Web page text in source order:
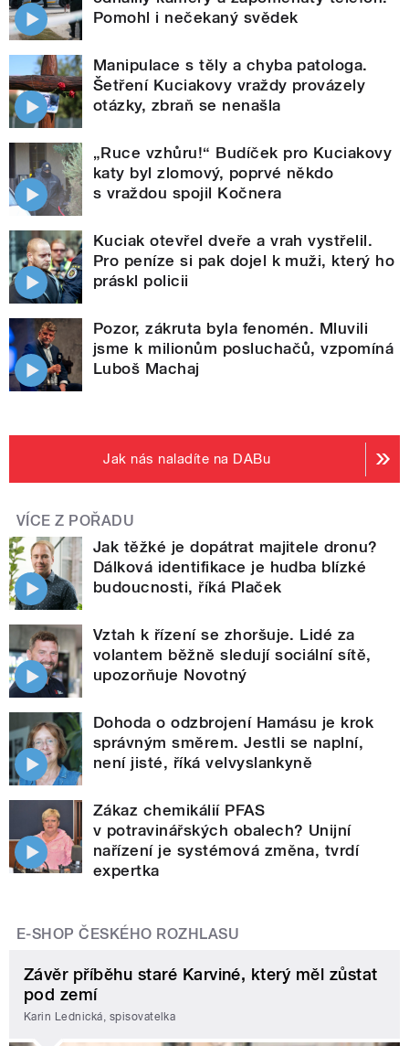
Pomohl i nečekaný svědek
Manipulace s těly a chyba patologa.
Šetření Kuciakovy vraždy provázely
otázky, zbraň se nenašla
„Ruce vzhůru!“ Budíček pro Kuciakovy
katy byl zlomový, poprvé někdo
s vraždou spojil Kočnera
Kuciak otevřel dveře a vrah vystřelil.
Pro peníze si pak dojel k muži, který ho
práskl policii
Pozor, zákruta byla fenomén. Mluvili
jsme k milionům posluchačů, vzpomíná
Luboš Machaj
Jak nás naladíte na DABu
VÍCE Z POŘADU
Jak těžké je dopátrat majitele dronu?
Dálková identifikace je hudba blízké
budoucnosti, říká Plaček
Vztah k řízení se zhoršuje. Lidé za
volantem běžně sledují sociální sítě,
upozorňuje Novotný
Dohoda o odzbrojení Hamásu je krok
správným směrem. Jestli se naplní,
není jisté, říká velvyslankyně
Zákaz chemikálií PFAS
v potravinářských obalech? Unijní
nařízení je systémová změna, tvrdí
expertka
E-SHOP ČESKÉHO ROZHLASU
Závěr příběhu staré Karviné, který měl zůstat
pod zemí
Karin Lednická, spisovatelka